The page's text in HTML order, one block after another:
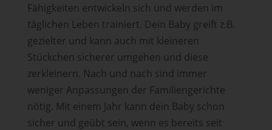
Fähigkeiten entwickeln sich und werden im
täglichen Leben trainiert. Dein Baby greift z.B.
gezielter und kann auch mit kleineren
Stückchen sicherer umgehen und diese
zerkleinern. Nach und nach sind immer
weniger Anpassungen der Familiengerichte
nötig. Mit einem Jahr kann dein Baby schon
sicher und geübt sein, wenn es bereits seit